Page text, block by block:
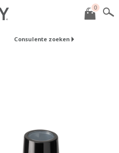
0
Consulente zoeken